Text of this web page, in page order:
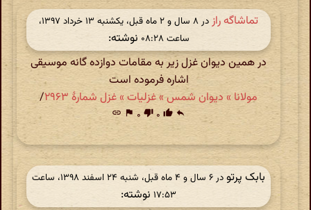
تماشاگه راز
در ‫۸ سال و ۲ ماه قبل، یکشنبه ۱۳ خرداد ۱۳۹۷،
ساعت ۰۸:۲۸
نوشته:
در همین دیوان غزل زیر به مقامات دوازده گانه موسیقی
اشاره فرموده است
مولانا » دیوان شمس » غزلیات » غزل شمارهٔ ۲۹۶۳
/
reply
thumb_up ۰ thumb_down ۰ flag
link
بابک پرتو
در ‫۶ سال و ۴ ماه قبل، شنبه ۲۴ اسفند ۱۳۹۸، ساعت
۱۷:۵۳ نوشته: